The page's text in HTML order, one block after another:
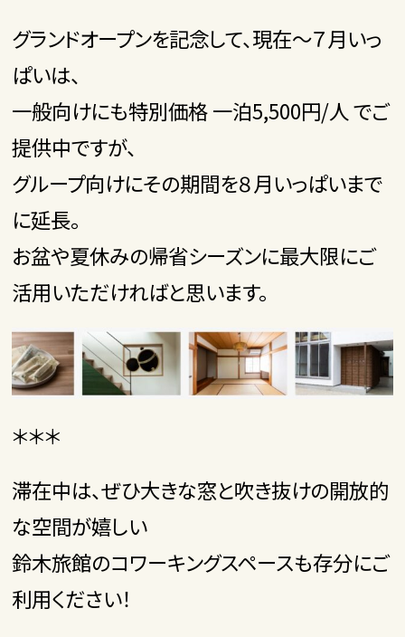
グランドオープンを記念して、現在～７月いっ
ぱいは、
一般向けにも特別価格 一泊5,500円/人 でご
提供中ですが、
グループ向けにその期間を８月いっぱいまで
に延長。
お盆や夏休みの帰省シーズンに最大限にご
活用いただければと思います。
＊＊＊
滞在中は、ぜひ大きな窓と吹き抜けの開放的
な空間が嬉しい
鈴木旅館のコワーキングスペースも存分にご
利用ください！